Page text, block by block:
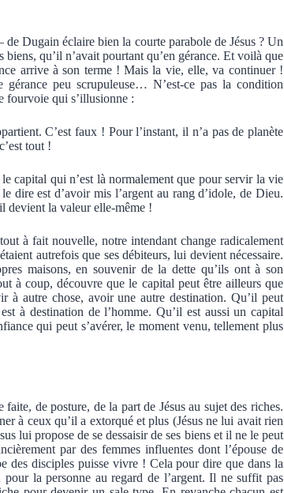
Dugain éclaire bien la courte parabole de Jésus ? Un
qu’il n’avait pourtant qu’en gérance. Et voilà que
arrive à son terme ! Mais la vie, elle, va continuer !
gérance peu scrupuleuse… N’est-ce pas la condition
fourvoie qui s’illusionne :
C’est faux ! Pour l’instant, il n’a pas de planète
tout !
capital qui n’est là normalement que pour servir la vie
dire est d’avoir mis l’argent au rang d’idole, de Dieu.
devient la valeur elle-même !
à fait nouvelle, notre intendant change radicalement
autrefois que ses débiteurs, lui devient nécessaire.
maisons, en souvenir de la dette qu’ils ont à son
à coup, découvre que le capital peut être ailleurs que
à autre chose, avoir une autre destination. Qu’il peut
à destination de l’homme. Qu’il est aussi un capital
qui peut s’avérer, le moment venu, tellement plus
de posture, de la part de Jésus au sujet des riches.
à ceux qu’il a extorqué et plus (Jésus ne lui avait rien
lui propose de se dessaisir de ses biens et il ne le peut
par des femmes influentes dont l’épouse de
des disciples puisse vivre ! Cela pour dire que dans la
la personne au regard de l’argent. Il ne suffit pas